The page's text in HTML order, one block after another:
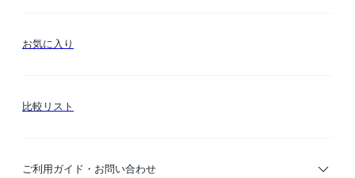
お気に入り
比較リスト
ご利用ガイド・お問い合わせ